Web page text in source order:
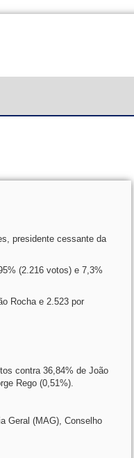
presidente cessante da
(2.216 votos) e 7,3%
Rocha e 2.523 por
contra 36,84% de João
Rego (0,51%).
Geral (MAG), Conselho